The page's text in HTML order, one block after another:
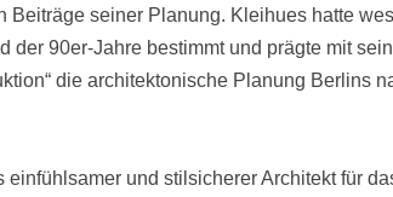
Beiträge sei­ner Planung. Kleihues hatte
der 90er-Jahre be­stimmt und prägte mit
die architektonische Planung Berlins
einfühlsamer und stilsicherer Architekt für